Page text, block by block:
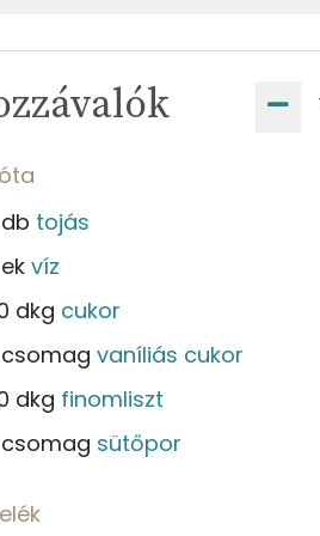
tojás
víz
dkg cukor
vaníliás cukor
dkg finomliszt
sütőpor